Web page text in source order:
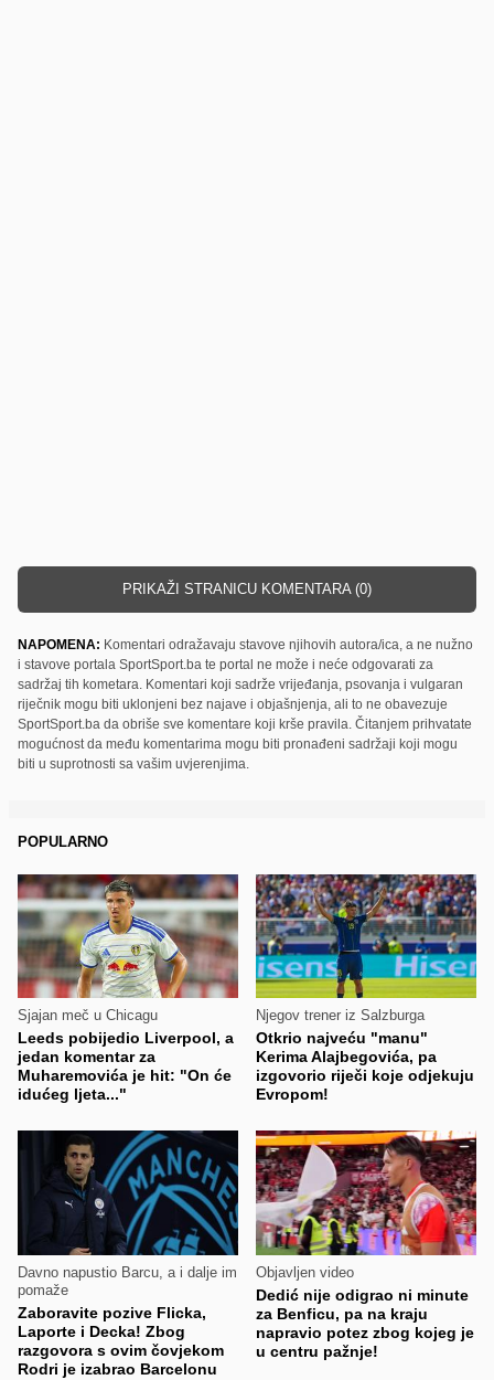
PRIKAŽI STRANICU KOMENTARA (0)
NAPOMENA: Komentari odražavaju stavove njihovih autora/ica, a ne nužno
i stavove portala SportSport.ba te portal ne može i neće odgovarati za
sadržaj tih kometara. Komentari koji sadrže vrijeđanja, psovanja i vulgaran
riječnik mogu biti uklonjeni bez najave i objašnjenja, ali to ne obavezuje
SportSport.ba da obriše sve komentare koji krše pravila. Čitanjem prihvatate
mogućnost da među komentarima mogu biti pronađeni sadržaji koji mogu
biti u suprotnosti sa vašim uvjerenjima.
POPULARNO
Sjajan meč u Chicagu
Leeds pobijedio Liverpool, a
jedan komentar za
Muharemovića je hit: "On će
idućeg ljeta..."
Njegov trener iz Salzburga
Otkrio najveću "manu"
Kerima Alajbegovića, pa
izgovorio riječi koje odjekuju
Evropom!
Davno napustio Barcu, a i dalje im
pomaže
Zaboravite pozive Flicka,
Laporte i Decka! Zbog
razgovora s ovim čovjekom
Rodri je izabrao Barcelonu
Objavljen video
Dedić nije odigrao ni minute
za Benficu, pa na kraju
napravio potez zbog kojeg je
u centru pažnje!